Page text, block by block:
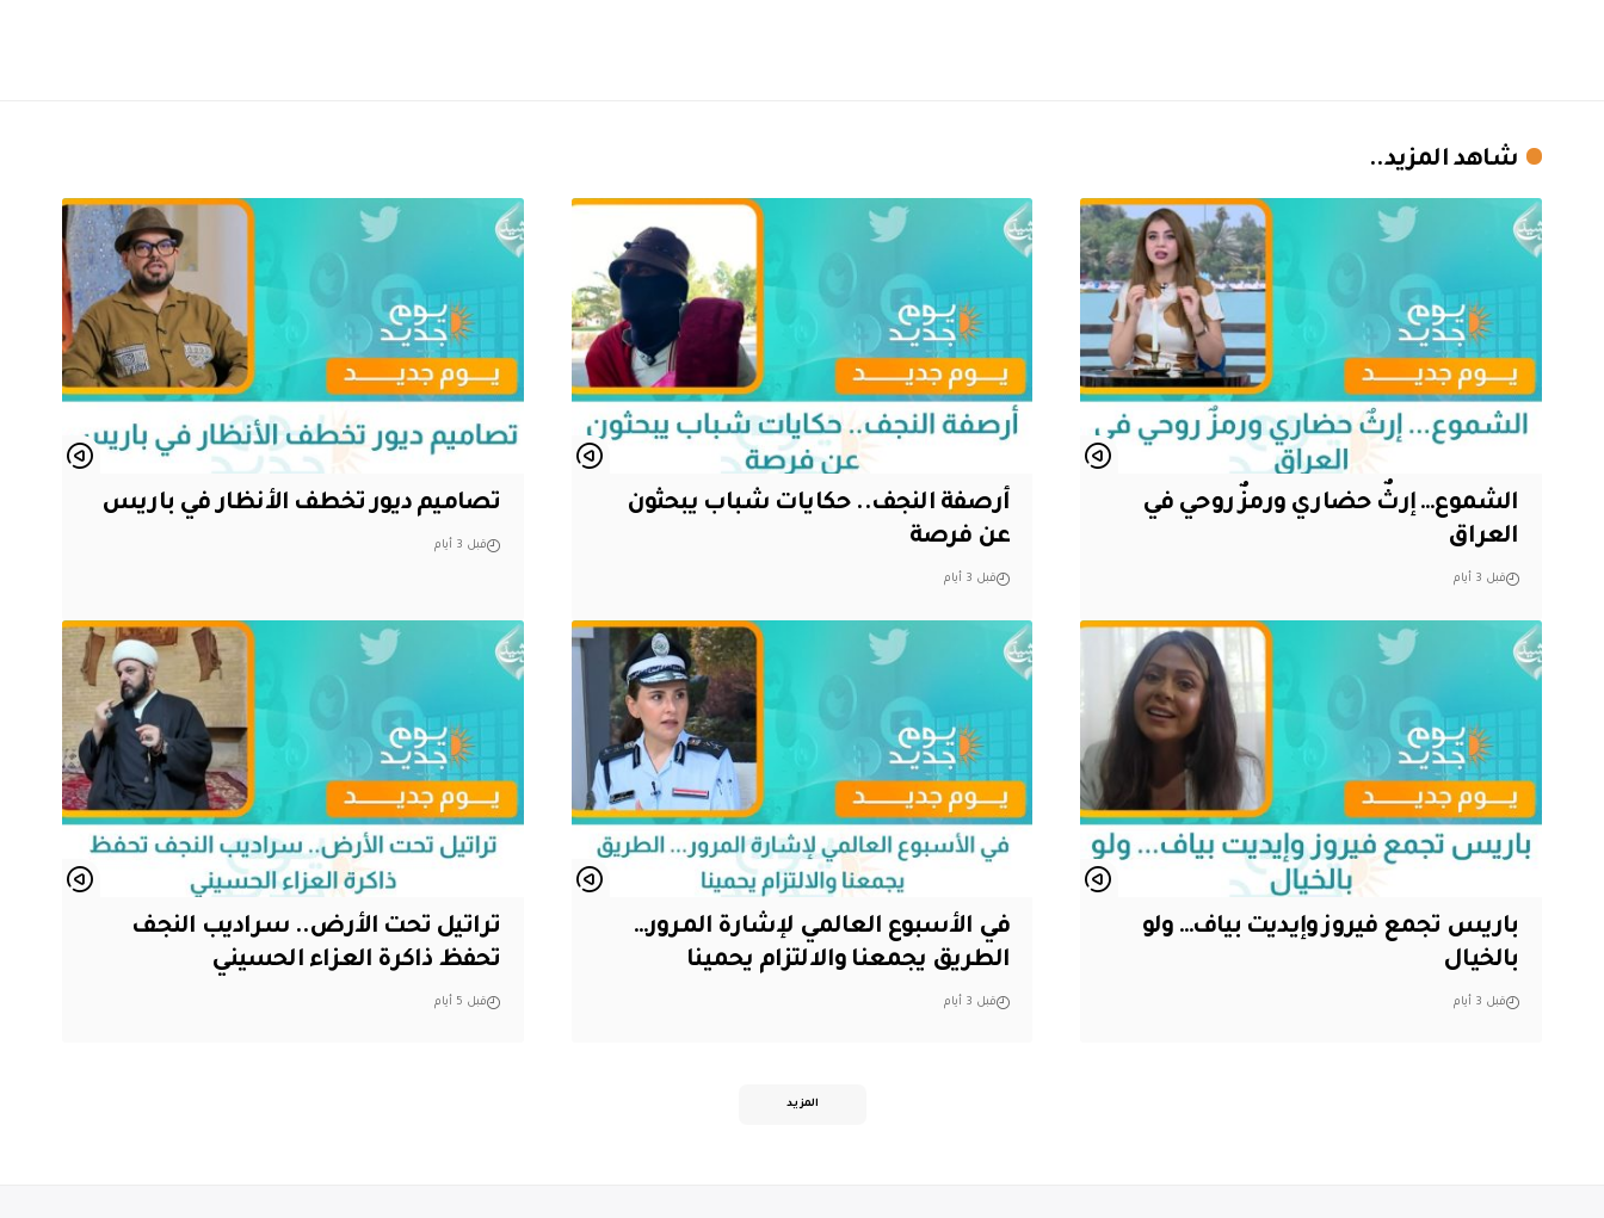
شاهد المزيد..
الشموع… إرثٌ حضاري ورمزٌ روحي في
العراق
قبل 3 أيام
أرصفة النجف.. حكايات شباب يبحثون
عن فرصة
قبل 3 أيام
تصاميم ديور تخطف الأنظار في باريس
قبل 3 أيام
باريس تجمع فيروز وإيديت بياف… ولو
بالخيال
قبل 3 أيام
في الأسبوع العالمي لإشارة المرور…
الطريق يجمعنا والالتزام يحمينا
قبل 3 أيام
تراتيل تحت الأرض.. سراديب النجف
تحفظ ذاكرة العزاء الحسيني
قبل 5 أيام
المزيد